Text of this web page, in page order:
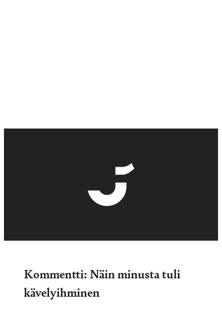
Kommentti: Näin minusta tuli
kävelyihminen